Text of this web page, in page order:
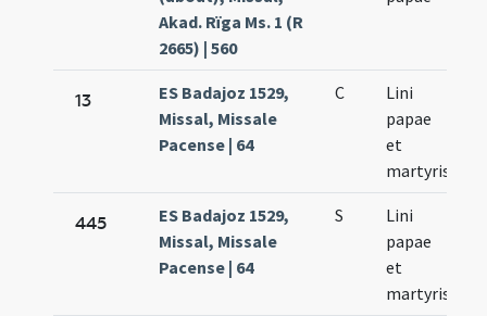
Akad. Rïga Ms. 1 (R
2665) | 560
13
ES Badajoz 1529,
Missal, Missale
Pacense | 64
C
Lini
papae
et
martyris
445
ES Badajoz 1529,
Missal, Missale
Pacense | 64
S
Lini
papae
et
martyris